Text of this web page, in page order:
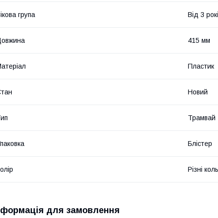
група Від 3
415 мм
Пластик
Новий
Трамвай
Блістер
Різні
для замовлення